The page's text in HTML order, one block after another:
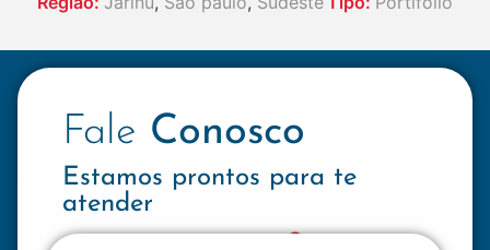
Fale Conosco
Estamos prontos para te
atender